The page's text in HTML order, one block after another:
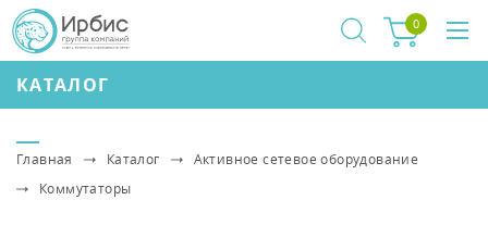
КАТАЛОГ
0
Главная Каталог
Активное сетевое оборудование
Коммутаторы